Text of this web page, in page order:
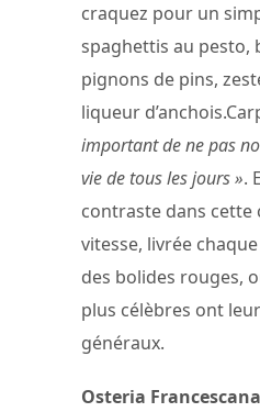
craquez pour un
spaghettis au pesto,
pignons de pins,
liqueur
important de ne pas
vie de tous les jours ».
contraste dans cette
vitesse, livrée
des bolides rouges,
plus célèbres ont
généraux.
Osteria Francescana